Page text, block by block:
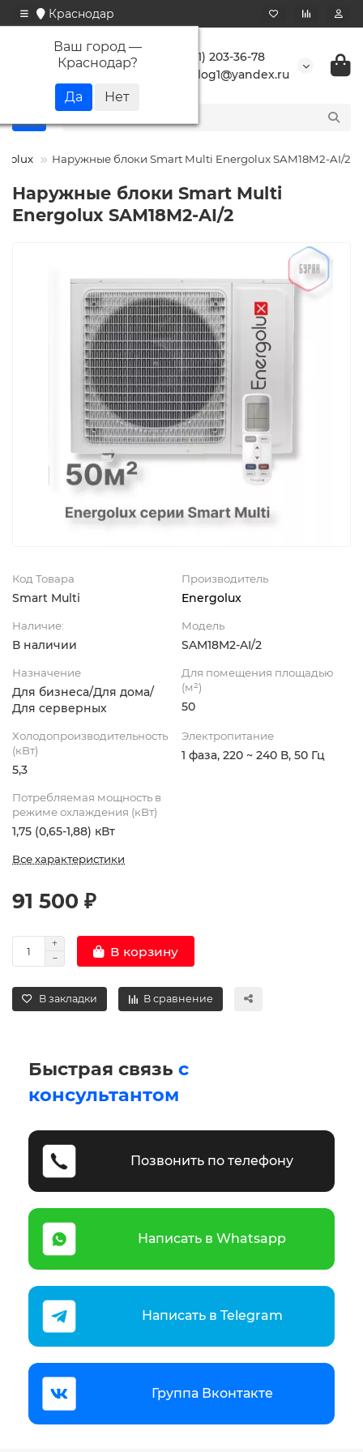
Краснодар
Ваш город —
Краснодар?
+7 (861) 203-36-78
buranlog1@yandex.ru
Наружные блоки Smart Multi Energolux SAM18M2-AI/2
Наружные блоки Smart Multi
Energolux SAM18M2-AI/2
Код Товара
Smart Multi
Производитель
Energolux
Наличие:
В наличии
Модель
SAM18M2-AI/2
Назначение
Для бизнеса/Для дома/
Для серверных
Для помещения площадью
(м²)
50
Холодопроизводительность
(кВт)
5,3
Электропитание
1 фаза, 220 ~ 240 В, 50 Гц
Потребляемая мощность в
режиме охлаждения (кВт)
1,75 (0,65-1,88) кВт
Все характеристики
91 500 ₽
В корзину
В закладки В сравнение
Быстрая связь с
консультантом
Позвонить по телефону
Написать в Whatsapp
Написать в Telegram
Группа Вконтакте